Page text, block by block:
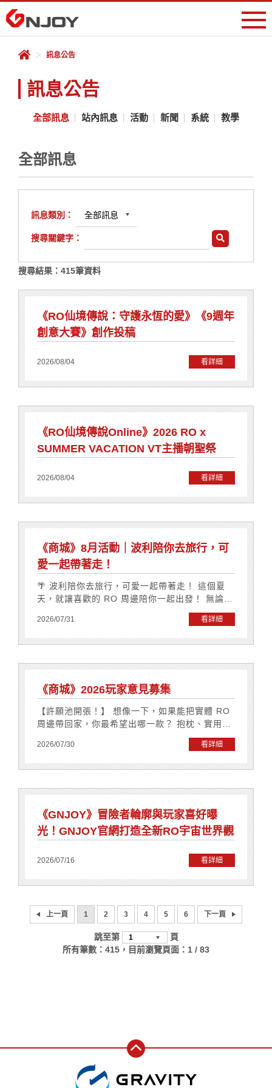
儲值專區
序號兌換
線上商城
＞ 訊息公告
訊息公告
全部訊息 站內訊息 活動 新聞 系統 教學
全部訊息
訊息類別：
搜尋關鍵字：
搜尋結果： 415筆資料
《RO仙境傳說：守護永恆的愛》《9週年
創意大賽》創作投稿
2026/08/04 看詳細
《RO仙境傳說Online》2026 RO x
SUMMER VACATION VT主播朝聖祭
2026/08/04 看詳細
《商城》8月活動｜波利陪你去旅行，可
愛一起帶著走！
🌴 波利陪你去旅行，可愛一起帶著走！ 這個夏
天，就讓喜歡的 RO 周邊陪你一起出發！ 無論是
外出旅行、日常收藏，還是看到限定優惠就忍不
住心動的你，GNJOY 商城 8 月活動正式開跑！
合】 ━━━━━━━━━━━━━━━ ✨ 8 月
背包 ＋ RO MONSTERS 立體鑰匙圈（2 款任
選） 💰 原價 NT$1,700 🎉 活動價 NT$1,490 把
波利的可愛一起帶著走，陪你展開每一趟旅程！
※ 數量有限，售完為止。 ━━━━━━━━━━
━━━━━ 🚚【活動2｜運費現折】 ━━━━━
供宅配服務，運費優惠依實際配送方式適用（最
━━━ 🎁【活動3｜買就送】 ━━━━━━━━
━━━━━━━ 指定商品加碼送限定好禮！ 😴
購買「再睡一下下_騎士篇」精緻公仔 即贈📖《T
HE ART OF RAGNAROK》遊戲資料設定集（平
運動包」 送「RO小惡魔帆布袋」乙份 ※ 贈品數
量有限，贈完為止。 ━━━━━━━━━━━━
一起帶著走！ 不論是實用的日常用品，還是值得
收藏的限定周邊， 都希望能陪伴每一位 RO 玩
整、修改、暫停及最終解釋之權利。
2026/07/31 看詳細
《商城》2026玩家意見募集
【許願池開張！】 想像一下，如果能把實體 RO
周邊帶回家，你最希望出哪一款？ 抱枕、實用生
活小物，還是可愛的小公仔？ 別只是想想，快告
訴我們，來一起打造最想收藏的RO周邊！ 只要
09:00 活動資格：全體GNJOY會員 活動方式：
手機電話)資訊後，即可符合抽獎資格。 【GNJO
Y線上商城】 2026玩家意見募集 👇 點擊下方連
結填寫問卷(Google表單) https://forms.gle/wK
🌟 2026.08.14(五) 【16吋】RO行李箱 2026.
將公告於本頁，並同步發送手機簡訊通知。 中獎
報收件資料， 逾期視同放棄得獎資格。 🔍【注意
事項】 一、抽獎活動依活動辦法辦理，符合資格
2026/07/30 看詳細
《GNJOY》冒險者輪廓與玩家喜好曝
光！GNJOY官網打造全新RO宇宙世界觀
2026/07/16 看詳細
上一頁 1 2 3 4 5 6 下一頁
跳至第
頁
所有筆數： 415 ，目前瀏覽頁面： 1 / 83